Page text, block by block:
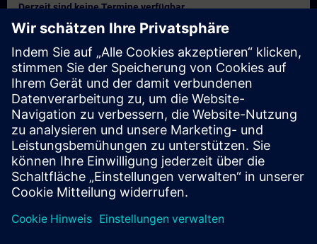
Derzeit sind keine Termine verfügbar
Setzen Sie sich auf die Interessentenliste und erhalten Sie eine
Benachrichtigung sobald neue Termine verfügbar sind.
Benachrichtigungsservice aktivieren
Personalisiertes Angebot
Sie benötigen ein persönliches Angebot? Nach Angabe Ihrer
persönlichen Daten senden wir Ihnen umgehend ein
personalisiertes Angebot an Ihre Emailadresse.
Persönliches Angebot zusenden